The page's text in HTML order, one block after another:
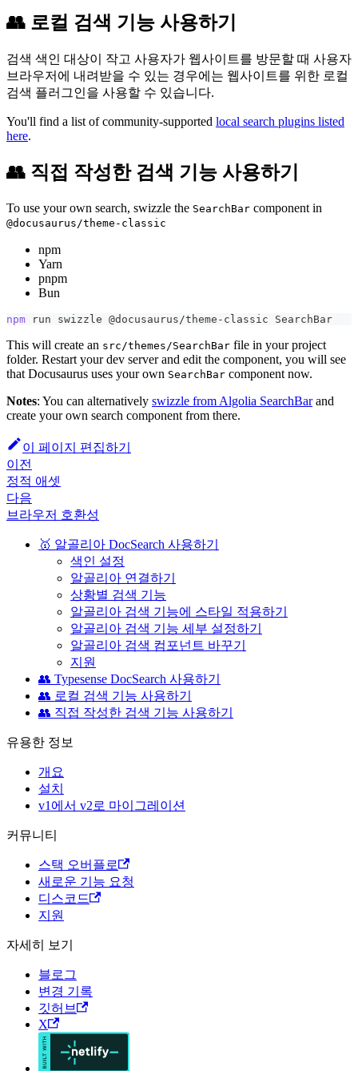
👥 로컬 검색 기능 사용하기
검색 색인 대상이 작고 사용자가 웹사이트를 방문할 때 사용자
브라우저에 내려받을 수 있는 경우에는 웹사이트를 위한 로컬
검색 플러그인을 사용할 수 있습니다.
You'll find a list of community-supported local search plugins listed
here.
👥 직접 작성한 검색 기능 사용하기
To use your own search, swizzle the SearchBar component in
@docusaurus/theme-classic
npm
Yarn
pnpm
Bun
npm run swizzle @docusaurus/theme-classic SearchBar
This will create an src/themes/SearchBar file in your project
folder. Restart your dev server and edit the component, you will see
that Docusaurus uses your own SearchBar component now.
Notes: You can alternatively swizzle from Algolia SearchBarand
create your own search component from there.
이 페이지 편집하기
이전
정적 애셋
다음
브라우저 호환성
🥇 알골리아 DocSearch 사용하기
색인 설정
알골리아 연결하기
상황별 검색 기능
알골리아 검색 기능에 스타일 적용하기
알골리아 검색 기능 세부 설정하기
알골리아 검색 컴포넌트 바꾸기
지원
👥 Typesense DocSearch 사용하기
👥 로컬 검색 기능 사용하기
👥 직접 작성한 검색 기능 사용하기
유용한 정보
개요
설치
v1에서 v2로 마이그레이션
커뮤니티
스택 오버플로
새로운 기능 요청
디스코드
지원
자세히 보기
블로그
변경 기록
깃허브
X